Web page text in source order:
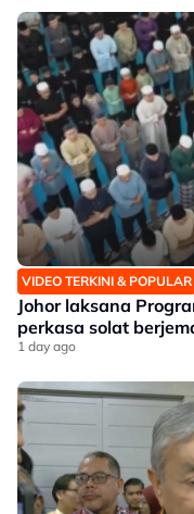
VIDEO TERKINI & POPULAR
Johor laksana
perkasa solat
1 day ago